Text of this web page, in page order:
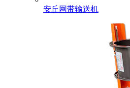
安丘网带输送机